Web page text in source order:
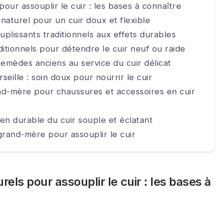
assouplir le cuir : les bases à connaître
pour un cuir doux et flexible
traditionnels aux effets durables
pour détendre le cuir neuf ou raide
anciens au service du cuir délicat
: soin doux pour nourrir le cuir
mère pour chaussures et accessoires en cuir
durable du cuir souple et éclatant
mère pour assouplir le cuir
pour assouplir le cuir : les bases à